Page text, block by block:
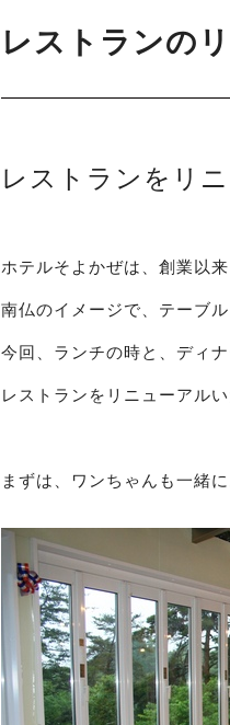
レストランの
レストランをリ
ホテルそよかぜは、創業以
南仏のイメージで、テーブ
今回、ランチの時と、ディ
レストランをリニューアルい
まずは、ワンちゃんも一緒